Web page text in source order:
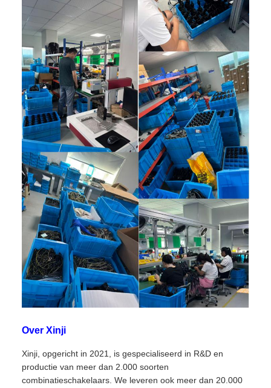
Over Xinji
Xinji, opgericht in 2021, is gespecialiseerd in R&D en
productie van meer dan 2.000 soorten
combinatieschakelaars. We leveren ook meer dan 20.000